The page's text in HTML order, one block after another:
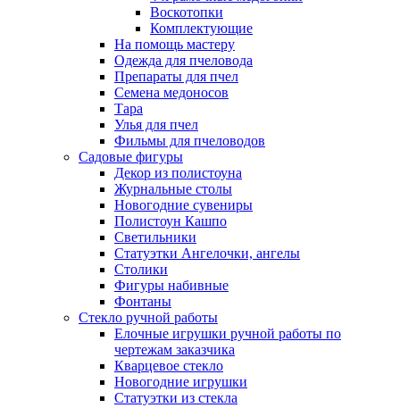
Воскотопки
Комплектующие
На помощь мастеру
Одежда для пчеловода
Препараты для пчел
Семена медоносов
Тара
Улья для пчел
Фильмы для пчеловодов
Садовые фигуры
Декор из полистоуна
Журнальные столы
Новогодние сувениры
Полистоун Кашпо
Светильники
Статуэтки Ангелочки, ангелы
Столики
Фигуры набивные
Фонтаны
Стекло ручной работы
Елочные игрушки ручной работы по
чертежам заказчика
Кварцевое стекло
Новогодние игрушки
Статуэтки из стекла